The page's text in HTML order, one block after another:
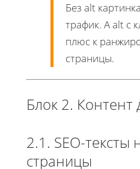
Без alt
трафик. А alt с
плюс к
страницы.
Блок 2. Контент
2.1. SEO-
страницы